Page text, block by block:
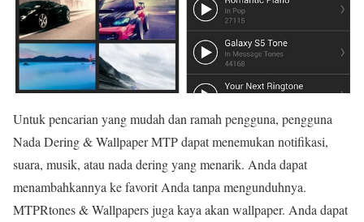
Untuk pencarian yang mudah dan ramah pengguna, pengguna
Nada Dering & Wallpaper MTP dapat menemukan notifikasi,
suara, musik, atau nada dering yang menarik. Anda dapat
menambahkannya ke favorit Anda tanpa mengunduhnya.
MTPRtones & Wallpapers juga kaya akan wallpaper. Anda dapat